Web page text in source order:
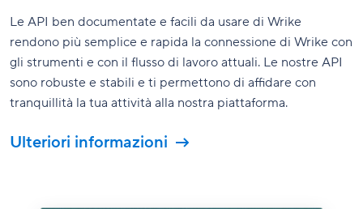
Le API ben documentate e facili da usare di Wrike
rendono più semplice e rapida la connessione di Wrike con
gli strumenti e con il flusso di lavoro attuali. Le nostre API
sono robuste e stabili e ti permettono di affidare con
tranquillità la tua attività alla nostra piattaforma.
Ulteriori informazioni